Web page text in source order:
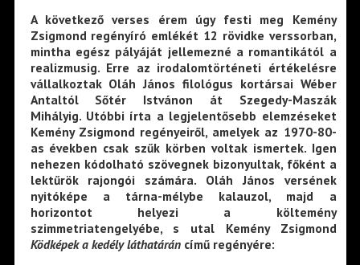
A következő verses érem úgy festi meg Kemény
Zsigmond regényíró emlékét 12 rövidke verssorban,
mintha egész pályáját jellemezné a romantikától a
realizmusig. Erre az irodalomtörténeti értékelésre
vállalkoztak Oláh János filológus kortársai Wéber
Antaltól Sőtér Istvánon át Szegedy-Maszák
Mihályig. Utóbbi írta a legjelentősebb elemzéseket
Kemény Zsigmond regényeiről, amelyek az 1970-80-
as években csak szűk körben voltak ismertek. Igen
nehezen kódolható szövegnek bizonyultak, főként a
lektűrök rajongói számára. Oláh János versének
nyitóképe a tárna-mélybe kalauzol, majd a
horizontot helyezi a költemény
szimmetriatengelyébe, s utal Kemény Zsigmond
Ködképek a kedély láthatáráncímű regényére: